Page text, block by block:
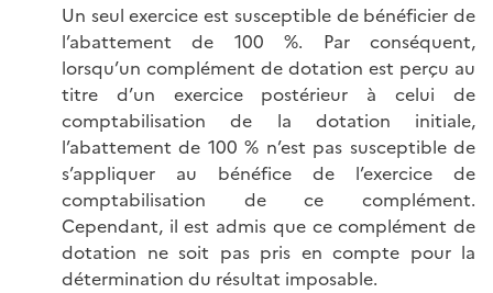
Un seul exercice est susceptible de bénéficier de
l’abattement de 100 %. Par conséquent,
lorsqu’un complément de dotation est perçu au
titre d’un exercice postérieur à celui de
comptabilisation de la dotation initiale,
l’abattement de 100 % n’est pas susceptible de
s’appliquer au bénéfice de l’exercice de
comptabilisation de ce complément.
Cependant, il est admis que ce complément de
dotation ne soit pas pris en compte pour la
détermination du résultat imposable.